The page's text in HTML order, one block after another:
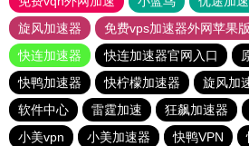
旋风加速器
免费vps加速器外网苹果版
快连加速器
快连加速器官网入口
快鸭加速器
快柠檬加速器 旋风加
软件中心
雷霆加速 狂飙加速器
小美vpn
小美加速器 快鸭VPN